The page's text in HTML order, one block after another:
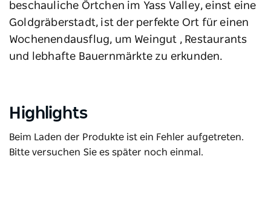
beschauliche Örtchen im Yass Valley, einst eine
Goldgräberstadt, ist der perfekte Ort für einen
Wochenendausflug, um Weingut , Restaurants
und lebhafte Bauernmärkte zu erkunden.
Highlights
Beim Laden der Produkte ist ein Fehler aufgetreten.
Bitte versuchen Sie es später noch einmal.